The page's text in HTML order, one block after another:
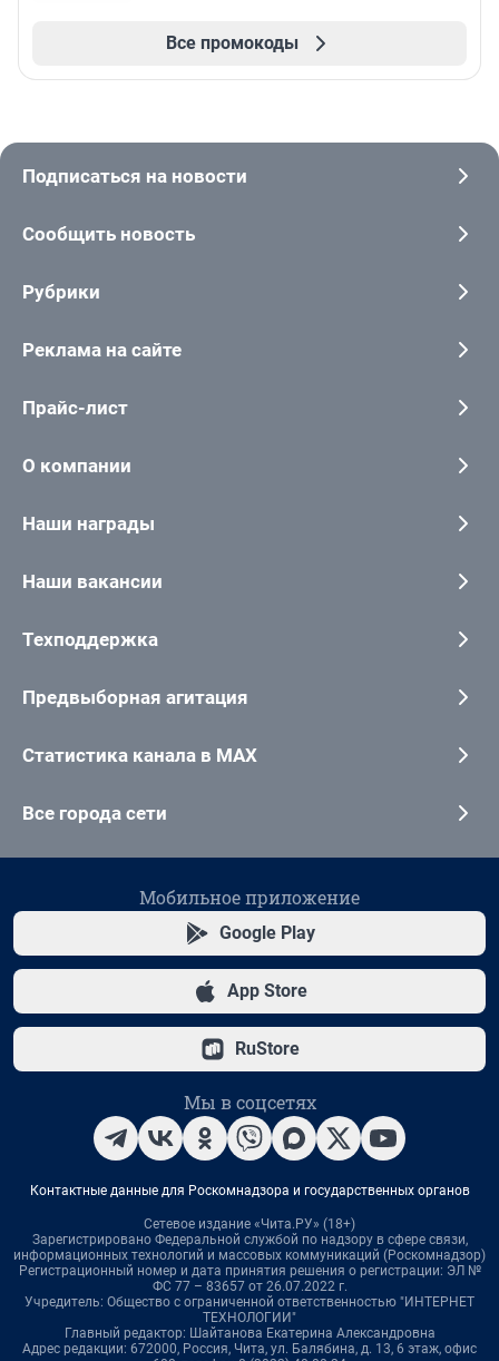
Все промокоды
Подписаться на новости
Сообщить новость
Рубрики
Реклама на сайте
Прайс-лист
О компании
Наши награды
Наши вакансии
Техподдержка
Предвыборная агитация
Статистика канала в MAX
Все города сети
Мобильное приложение
Google Play
App Store
RuStore
Мы в соцсетях
Контактные данные для Роскомнадзора и государственных органов
Сетевое издание «Чита.РУ» (18+)
Зарегистрировано Федеральной службой по надзору в сфере связи,
информационных технологий и массовых коммуникаций (Роскомнадзор)
Регистрационный номер и дата принятия решения о регистрации: ЭЛ №
ФС 77 – 83657 от 26.07.2022 г.
Учредитель: Общество с ограниченной ответственностью "ИНТЕРНЕТ
ТЕХНОЛОГИИ"
Главный редактор: Шайтанова Екатерина Александровна
Адрес редакции: 672000, Россия, Чита, ул. Балябина, д. 13, 6 этаж, офис